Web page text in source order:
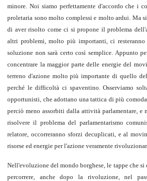
minore. Noi siamo perfettamente d'accordo che i
proletaria sono molto complessi e molto ardui. Ma
di aver risolto come ci si propone il problema
altri problemi, molto più importanti, ci
soluzione non sarà certo così semplice. Appunto
concentrare la maggior parte delle energie del
terreno d'azione molto più importante di quello
perché le difficoltà ci spaventino. Osserviamo
opportunisti, che adottano una tattica di più
perciò meno assorbiti dalla attività parlamentare, e
risolvere il problema del parlamentarismo
relatore, occorreranno sforzi decuplicati, e al
risorse ed energie per l'azione veramente
Nell'evoluzione del mondo borghese, le tappe che si
percorrere, anche dopo la rivoluzione, nel